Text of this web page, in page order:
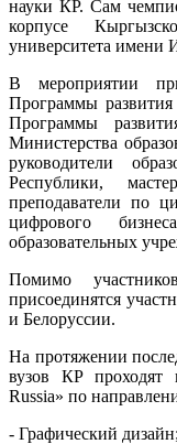
науки КР. Сам
корпусе
университета имени
В мероприятии
Программы
Программы
Министерства
руководители
Республики,
преподаватели по
цифрового
образовательных
Помимо
присоединятся
и Белоруссии.
На протяжении
вузов КР проходят
Russia» по
- Графический дизайн;